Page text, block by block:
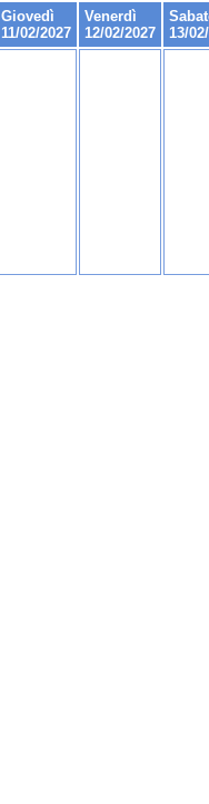
Giovedì
11/02/2027
Venerdì
12/02/2027
13/